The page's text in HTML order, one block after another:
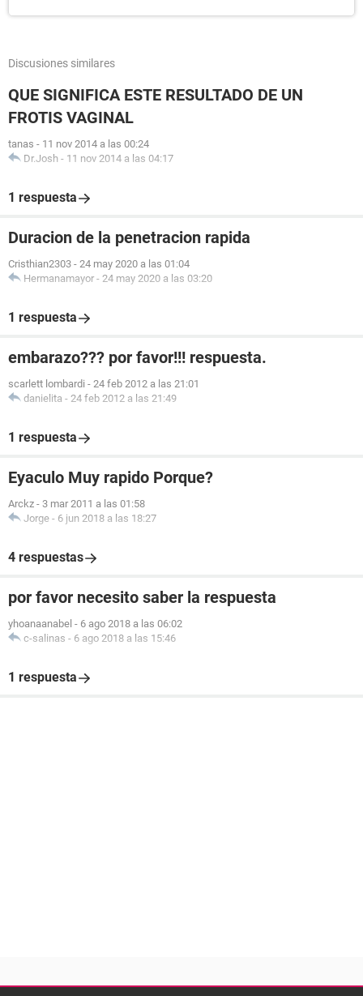
Discusiones similares
QUE SIGNIFICA ESTE RESULTADO DE UN
FROTIS VAGINAL
tanas - 11 nov 2014 a las 00:24
Dr.Josh - 11 nov 2014 a las 04:17
1 respuesta
Duracion de la penetracion rapida
Cristhian2303 - 24 may 2020 a las 01:04
Hermanamayor - 24 may 2020 a las 03:20
1 respuesta
embarazo??? por favor!!! respuesta.
scarlett lombardi - 24 feb 2012 a las 21:01
danielita - 24 feb 2012 a las 21:49
1 respuesta
Eyaculo Muy rapido Porque?
Arckz - 3 mar 2011 a las 01:58
Jorge - 6 jun 2018 a las 18:27
4 respuestas
por favor necesito saber la respuesta
yhoanaanabel - 6 ago 2018 a las 06:02
c-salinas - 6 ago 2018 a las 15:46
1 respuesta